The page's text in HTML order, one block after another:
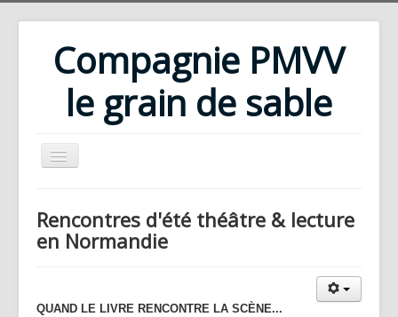
Compagnie PMVV
le grain de sable
Compagnie
Rencontres d'été théâtre & lecture
en Normandie
QUAND LE LIVRE RENCONTRE LA SCÈNE...